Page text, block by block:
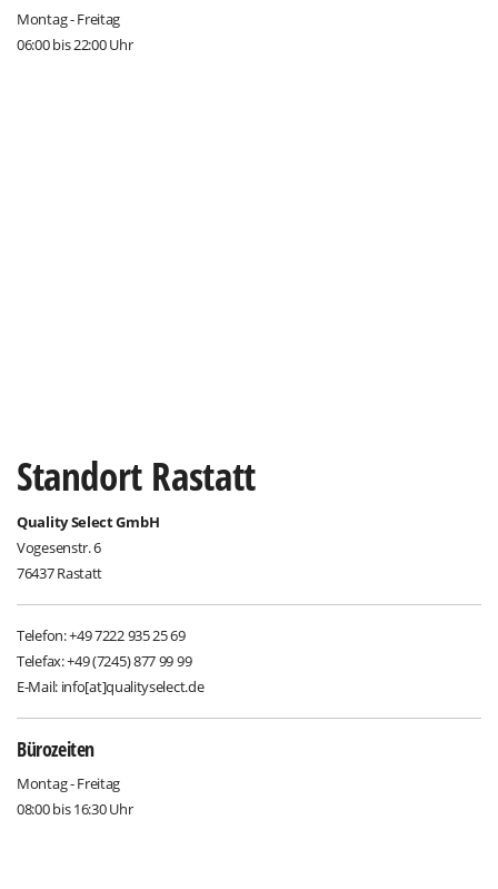
Montag - Freitag
06:00 bis 22:00 Uhr
Standort Rastatt
Quality Select GmbH
Vogesenstr. 6
76437 Rastatt
Telefon: +49 7222 935 25 69
Telefax: +49 (7245) 877 99 99
E-Mail: info[at]qualityselect.de
Bürozeiten
Montag - Freitag
08:00 bis 16:30 Uhr